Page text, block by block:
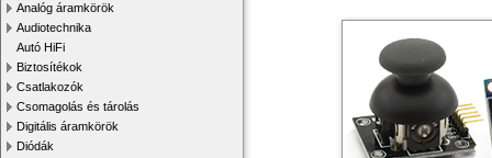
Analóg áramkörök
Audiotechnika
Autó HiFi
Biztosítékok
Csatlakozók
Csomagolás és tárolás
Digitális áramkörök
Diódák